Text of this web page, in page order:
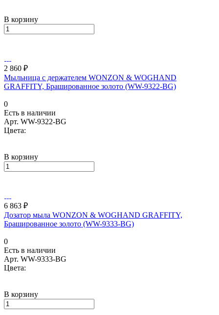
В корзину
2 860 ₽
Мыльница с держателем WONZON & WOGHAND
GRAFFITY, Брашированное золото (WW-9322-BG)
0
Есть в наличии
Арт. WW-9322-BG
Цвета:
В корзину
6 863 ₽
Дозатор мыла WONZON & WOGHAND GRAFFITY,
Брашированное золото (WW-9333-BG)
0
Есть в наличии
Арт. WW-9333-BG
Цвета:
В корзину